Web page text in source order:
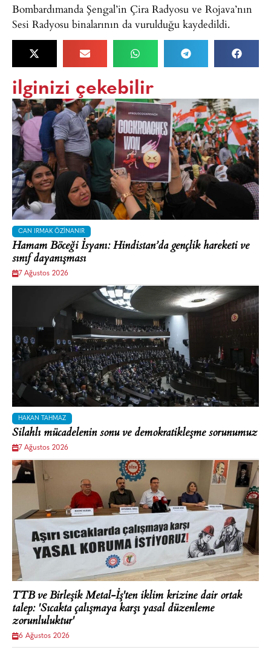
Bombardımanda Şengal’in Çira Radyosu ve Rojava’nın
Sesi Radyosu binalarının da vurulduğu kaydedildi.
ilginizi çekebilir
CAN IRMAK ÖZINANIR
Hamam Böceği İsyanı: Hindistan’da gençlik hareketi ve
sınıf dayanışması
7 Ağustos 2026
HAKAN TAHMAZ
Silahlı mücadelenin sonu ve demokratikleşme sorunumuz
7 Ağustos 2026
TTB ve Birleşik Metal-İş'ten iklim krizine dair ortak
talep: 'Sıcakta çalışmaya karşı yasal düzenleme
zorunluluktur'
6 Ağustos 2026